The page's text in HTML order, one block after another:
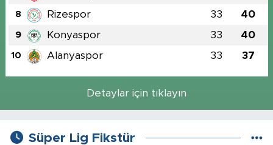
8 Rizespor 33 40
9 Konyaspor 33 40
10 Alanyaspor 33 37
Detaylar için tıklayın
Süper Lig Fikstür